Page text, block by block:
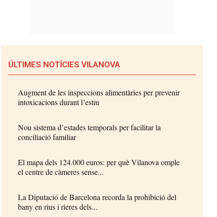
ÚLTIMES NOTÍCIES VILANOVA
Augment de les inspeccions alimentàries per prevenir
intoxicacions durant l’estiu
Nou sistema d’estades temporals per facilitar la
conciliació familiar
El mapa dels 124.000 euros: per què Vilanova omple
el centre de càmeres sense...
La Diputació de Barcelona recorda la prohibició del
bany en rius i rieres dels...